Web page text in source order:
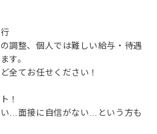
調整、個人では難しい給与・待遇
す。
全てお任せください！
！
…面接に自信がない…という方も